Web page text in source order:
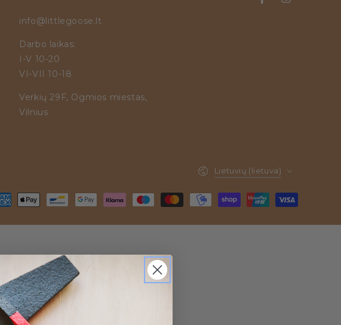
info@littlegoose.lt
Darbo laikas:
I-V 10-20
VI-VII 10-18
Verkių 29F, Ogmios miestas,
Vilnius
Lietuvių (lietuva)